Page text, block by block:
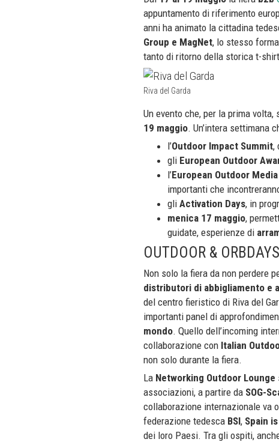
appuntamento di riferimento
anni ha animato la cittadina
Group e MagNet, lo stesso
tanto di ritorno della storica t-
Riva del Garda
Un evento che, per la prima
19 maggio. Un’intera settimana
l’Outdoor Impact Summit,
gli European Outdoor
l’European Outdoor Media
importanti che
gli Activation Days, in
menica 17 maggio,
guidate, esperienze di
OUTDOOR & ORBDAYS
Non solo la fiera da non perdere
distributori di abbigliamento e
del centro fieristico di Riva del
importanti panel di
mondo. Quello dell’incoming
collaborazione con Italian
non solo durante la fiera.
La Networking Outdoor Lounge
associazioni, a partire da SOG-
collaborazione internazionale va
federazione tedesca BSI, Spain
dei loro Paesi. Tra gli ospiti,